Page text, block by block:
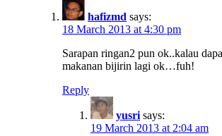
hafizmd says:
18 March 2013 at 4:30 pm
Sarapan ringan2 pun ok..kalau
makanan bijirin lagi ok…fuh!
Reply
yusri says:
19 March 2013 at 2:04 am